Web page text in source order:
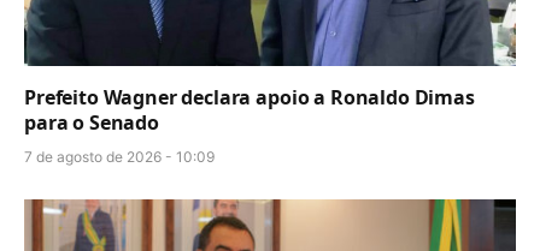
Prefeito Wagner declara apoio a Ronaldo Dimas
para o Senado
7 de agosto de 2026 - 10:09